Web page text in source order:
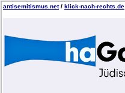
antisemitismus.net/ klick-nach-rechts.de